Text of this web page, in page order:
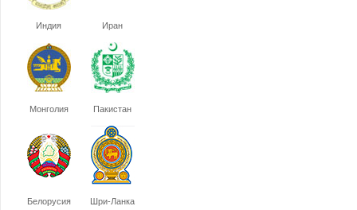
Индия Иран
Монголия Пакистан
Белорусия Шри-Ланка